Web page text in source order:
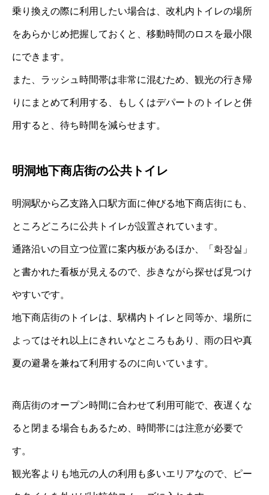
乗り換えの際に利用したい場合は、改札内トイレの場所
をあらかじめ把握しておくと、移動時間のロスを最小限
にできます。
また、ラッシュ時間帯は非常に混むため、観光の行き帰
りにまとめて利用する、もしくはデパートのトイレと併
用すると、待ち時間を減らせます。
明洞地下商店街の公共トイレ
明洞駅から乙支路入口駅方面に伸びる地下商店街にも、
ところどころに公共トイレが設置されています。
通路沿いの目立つ位置に案内板があるほか、「화장실」
と書かれた看板が見えるので、歩きながら探せば見つけ
やすいです。
地下商店街のトイレは、駅構内トイレと同等か、場所に
よってはそれ以上にきれいなところもあり、雨の日や真
夏の避暑を兼ねて利用するのに向いています。
商店街のオープン時間に合わせて利用可能で、夜遅くな
ると閉まる場合もあるため、時間帯には注意が必要で
す。
観光客よりも地元の人の利用も多いエリアなので、ピー